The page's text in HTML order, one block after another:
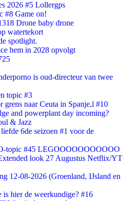
2026 #5 Lollergps
#8 Game on!
Drone baby drone
watertekort
spotlight.
hem in 2028 opvolgt
is oud-directeur van twee
topic #3
grens naar Ceuta in Spanje,l #10
and powerplant day incoming?
& Jazz
6de seizoen #1 voor de
topic #45 LEGOOOOOOOOOOO
look 27 Augustus Netflix/YT
12-08-2026 (Groenland, IJsland en
hier de weerkundige? #16